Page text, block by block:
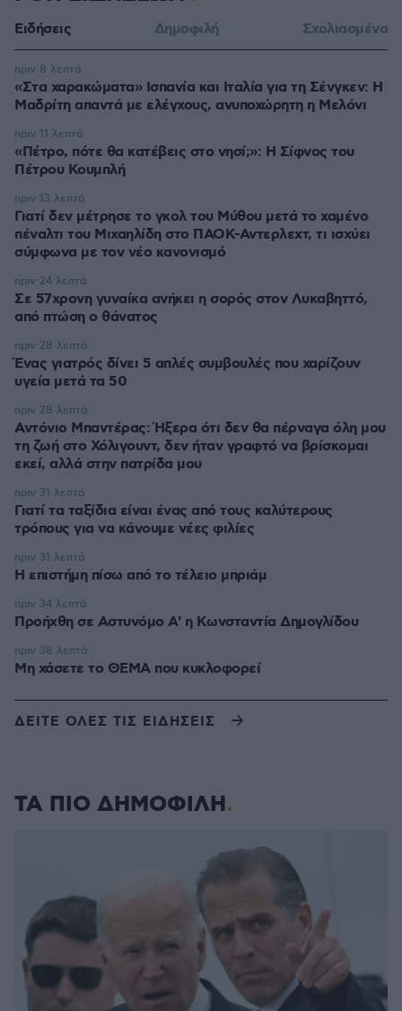
Ειδήσεις Δημοφιλή Σχολιασμένα
«Στα χαρακώματα» Ισπανία και Ιταλία για τη Σένγκεν: Η
Μαδρίτη απαντά με ελέγχους, ανυποχώρητη η Μελόνι
πριν 8 λεπτά
«Πέτρο, πότε θα κατέβεις στο νησί;»: Η Σίφνος του
Πέτρου Κουμπλή
πριν 11 λεπτά
Γιατί δεν μέτρησε το γκολ του Μύθου μετά το χαμένο
πέναλτι του Μιχαηλίδη στο ΠΑΟΚ-Αντερλεχτ, τι ισχύει
σύμφωνα με τον νέο κανονισμό
πριν 13 λεπτά
Σε 57χρονη γυναίκα ανήκει η σορός στον Λυκαβηττό,
από πτώση ο θάνατος
πριν 24 λεπτά
Ένας γιατρός δίνει 5 απλές συμβουλές που χαρίζουν
υγεία μετά τα 50
πριν 28 λεπτά
Αντόνιο Μπαντέρας: Ήξερα ότι δεν θα πέρναγα όλη μου
τη ζωή στο Χόλιγουντ, δεν ήταν γραφτό να βρίσκομαι
εκεί, αλλά στην πατρίδα μου
πριν 28 λεπτά
Γιατί τα ταξίδια είναι ένας από τους καλύτερους
τρόπους για να κάνουμε νέες φιλίες
πριν 31 λεπτά
Η επιστήμη πίσω από το τέλειο μπριάμ
πριν 31 λεπτά
Προήχθη σε Αστυνόμο Α' η Κωνσταντία Δημογλίδου
πριν 34 λεπτά
Μη χάσετε το ΘΕΜΑ που κυκλοφορεί
πριν 38 λεπτά
ΔΕΙΤΕ ΟΛΕΣ ΤΙΣ ΕΙΔΗΣΕΙΣ
ΤΑ ΠΙΟ ΔΗΜΟΦΙΛΗ